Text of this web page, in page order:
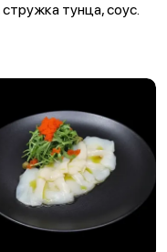
тунца, соус.